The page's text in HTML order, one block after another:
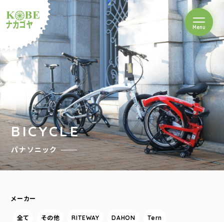
ルショップナカゴヤ
Menuを開閉
BICYCLE
パナソニック
メーカー
全て その他 RITEWAY DAHON Tern